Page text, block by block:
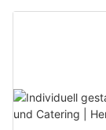
Wohnbereich